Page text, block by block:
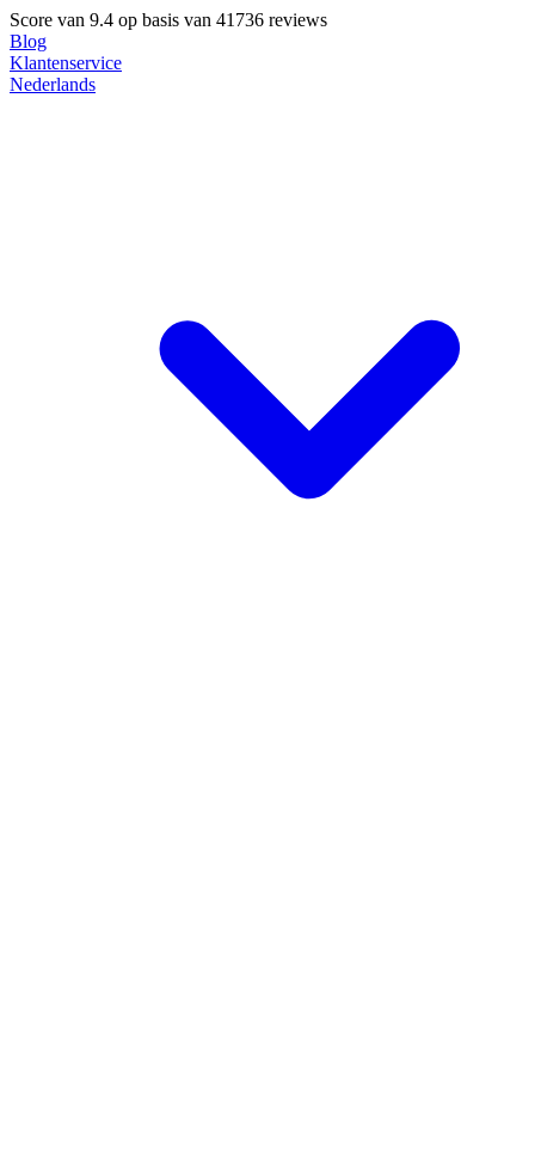
Score van 9.4 op basis van 41736 reviews
Blog
Klantenservice
Nederlands